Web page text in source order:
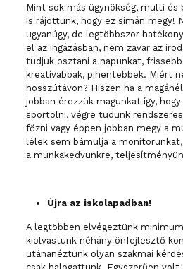
Mint sok más ügynökség, multi és
is rájöttünk, hogy ez simán megy!
ugyanúgy, de legtöbbször
el az ingázásban, nem zavar az
tudjuk osztani a napunkat,
kreatívabbak, pihentebbek. Miért
hosszútávon? Hiszen ha a
jobban érezzük magunkat így,
sportolni, végre tudunk
főzni vagy éppen jobban megy a
lélek sem bámulja a
a munkakedvünkre,
Újra az iskolapadban!
A legtöbben elvégeztünk
kiolvastunk néhány önfejlesztő
utánanéztünk olyan szakmai